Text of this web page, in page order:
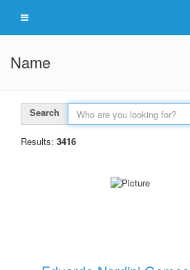
Name
Search
Results: 3416